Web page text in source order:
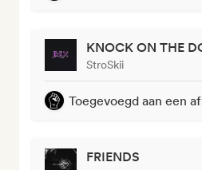
KNOCK ON THE
StroSkii
Toegevoegd aan een
FRIENDS